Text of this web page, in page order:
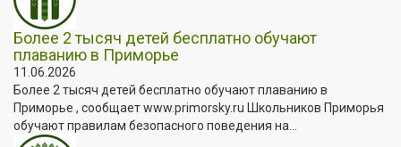
Более 2 тысяч детей бесплатно обучают
плаванию в Приморье
11.06.2026
Более 2 тысяч детей бесплатно обучают плаванию в
Приморье , сообщает www.primorsky.ru Школьников Приморья
обучают правилам безопасного поведения на...